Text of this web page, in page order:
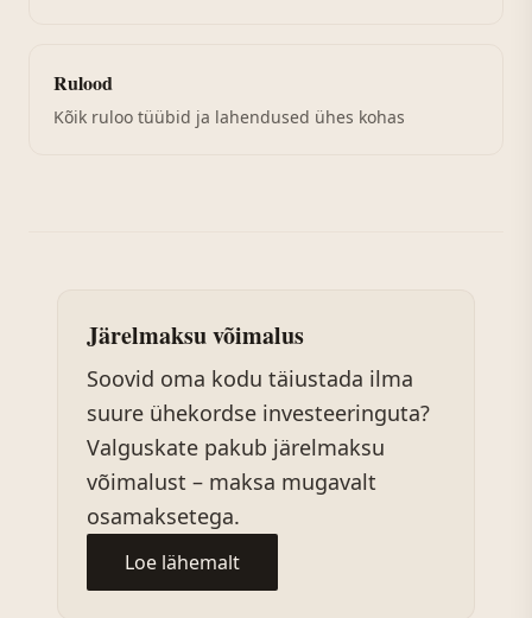
Rulood
Kõik ruloo tüübid ja lahendused ühes kohas
Järelmaksu võimalus
Soovid oma kodu täiustada ilma
suure ühekordse investeeringuta?
Valguskate pakub järelmaksu
võimalust – maksa mugavalt
osamaksetega.
Loe lähemalt